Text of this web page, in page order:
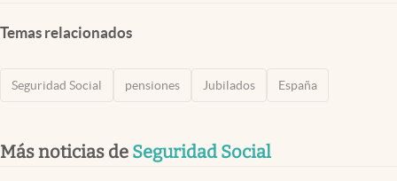
Temas relacionados
Seguridad Social pensiones Jubilados España
Más noticias de Seguridad Social